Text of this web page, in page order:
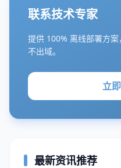
联系技术专家
提供 100% 离线部署方
不出域。
立
最新资讯推荐